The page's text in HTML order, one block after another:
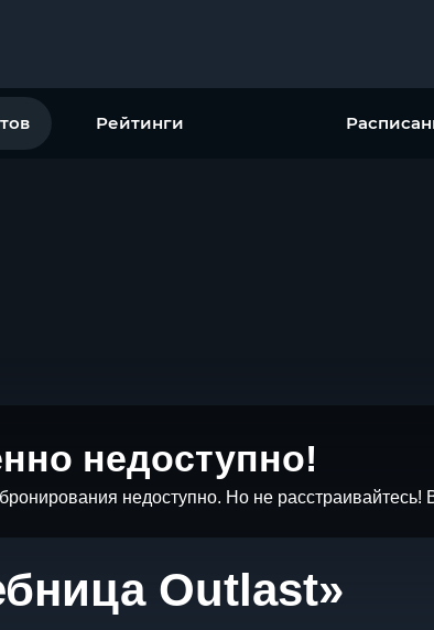
Рейтинги
недоступно!
недоступно. Но не
Outlast»